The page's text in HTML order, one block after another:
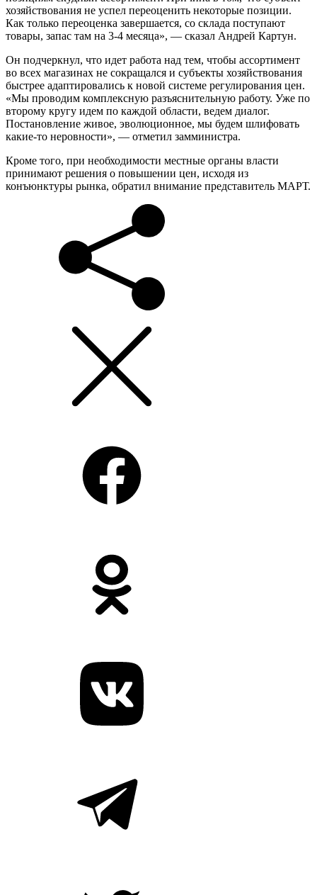
хозяйствования не успел переоценить некоторые позиции.
Как только переоценка завершается, со склада поступают
товары, запас там на 3-4 месяца», — сказал Андрей Картун.
Он подчеркнул, что идет работа над тем, чтобы ассортимент
во всех магазинах не сокращался и субъекты хозяйствования
быстрее адаптировались к новой системе регулирования цен.
«Мы проводим комплексную разъяснительную работу. Уже по
второму кругу идем по каждой области, ведем диалог.
Постановление живое, эволюционное, мы будем шлифовать
какие-то неровности», — отметил замминистра.
Кроме того, при необходимости местные органы власти
принимают решения о повышении цен, исходя из
конъюнктуры рынка, обратил внимание представитель МАРТ.